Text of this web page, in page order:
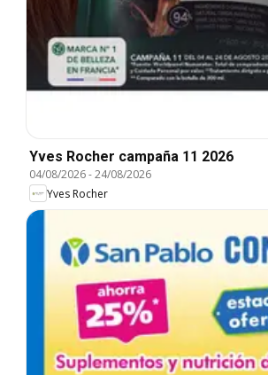
Yves Rocher campaña 11 2026
04/08/2026-24/08/2026
Yves Rocher